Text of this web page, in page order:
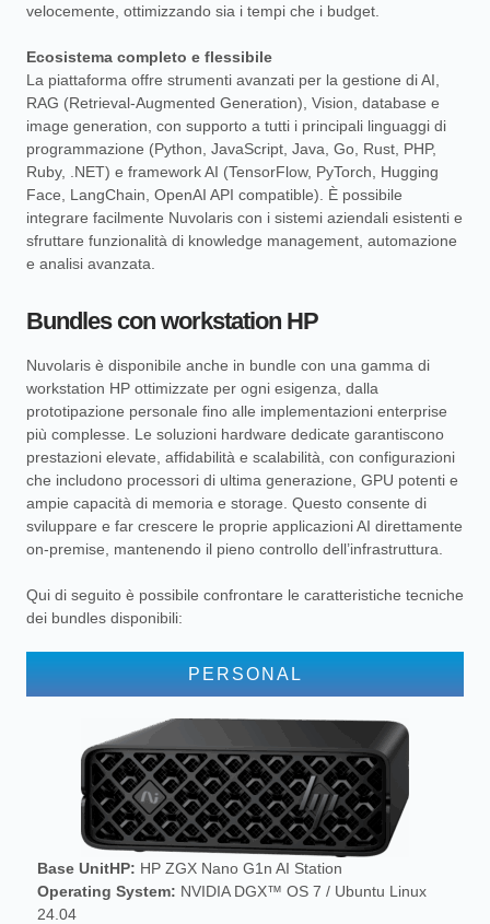
velocemente, ottimizzando sia i tempi che i budget.
Ecosistema completo e flessibile
La piattaforma offre strumenti avanzati per la gestione di AI,
RAG (Retrieval-Augmented Generation), Vision, database e
image generation, con supporto a tutti i principali linguaggi di
programmazione (Python, JavaScript, Java, Go, Rust, PHP,
Ruby, .NET) e framework AI (TensorFlow, PyTorch, Hugging
Face, LangChain, OpenAI API compatible). È possibile
integrare facilmente Nuvolaris con i sistemi aziendali esistenti e
sfruttare funzionalità di knowledge management, automazione
e analisi avanzata.
Bundles con workstation HP
Nuvolaris è disponibile anche in bundle con una gamma di
workstation HP ottimizzate per ogni esigenza, dalla
prototipazione personale fino alle implementazioni enterprise
più complesse. Le soluzioni hardware dedicate garantiscono
prestazioni elevate, affidabilità e scalabilità, con configurazioni
che includono processori di ultima generazione, GPU potenti e
ampie capacità di memoria e storage. Questo consente di
sviluppare e far crescere le proprie applicazioni AI direttamente
on-premise, mantenendo il pieno controllo dell’infrastruttura.
Qui di seguito è possibile confrontare le caratteristiche tecniche
dei bundles disponibili:
PERSONAL
Base UnitHP: HP ZGX Nano G1n AI Station
Operating System: NVIDIA DGX™ OS 7 / Ubuntu Linux
24.04